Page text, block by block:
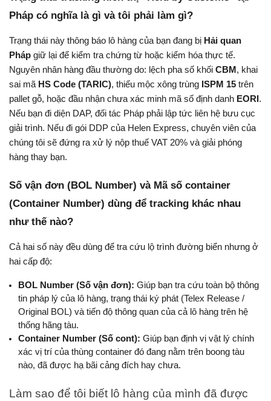
Pháp có nghĩa là gì và tôi phải làm gì?
Trạng thái này thông báo lô hàng của bạn đang bị Hải quan
Pháp giữ lại để kiểm tra chứng từ hoặc kiểm hóa thực tế.
Nguyên nhân hàng đầu thường do: lệch pha số khối CBM , khai
sai mã HS Code (TARIC), thiếu mộc xông trùng ISPM 15 trên
pallet gỗ, hoặc đầu nhận chưa xác minh mã số định danh EORI .
Nếu bạn đi diện DAP, đối tác Pháp phải lập tức liên hệ bưu cục
giải trình. Nếu đi gói DDP của Helen Express, chuyên viên của
chúng tôi sẽ đứng ra xử lý nộp thuế VAT 20% và giải phóng
hàng thay bạn.
Số vận đơn (BOL Number) và Mã số container
(Container Number) dùng để tracking khác nhau
như thế nào?
Cả hai số này đều dùng để tra cứu lộ trình đường biển nhưng ở
hai cấp độ:
BOL Number (Số vận đơn): Giúp bạn tra cứu toàn bộ thông
tin pháp lý của lô hàng, trạng thái ký phát (Telex Release /
Original BOL) và tiến độ thông quan của cả lô hàng trên hệ
thống hãng tàu.
Container Number (Số cont): Giúp bạn định vị vật lý chính
xác vị trí của thùng container đó đang nằm trên boong tàu
nào, đã được hạ bãi cảng đích hay chưa.
Làm sao để tôi biết lô hàng của mình đã được